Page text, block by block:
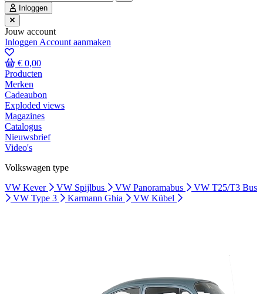
Inloggen
Jouw account
Inloggen Account aanmaken
€ 0,00
Producten
Merken
Cadeaubon
Exploded views
Magazines
Catalogus
Nieuwsbrief
Video's
Volkswagen type
VW Kever
VW Spijlbus VW Panoramabus
VW T25/T3 Bus
VW Type 3
Karmann Ghia VW Kübel